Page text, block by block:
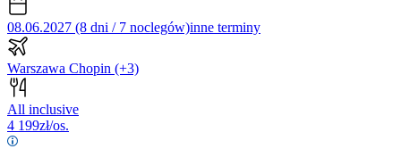
08.06.2027 (8 dni / 7 noclegów)inne terminy
Warszawa Chopin (+3)
All inclusive
4 199zł/os.